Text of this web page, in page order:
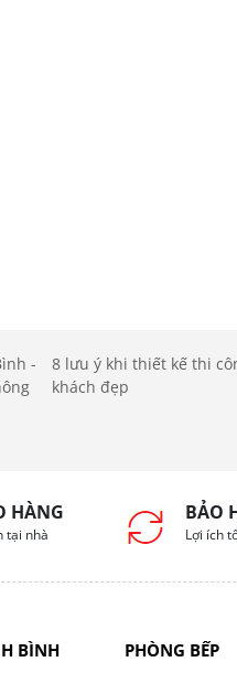
-
8 lưu ý khi thiết kế thi
khách đẹp
HÀNG
tại nhà
BẢO
Lợi ích
BÌNH PHÒNG BẾP